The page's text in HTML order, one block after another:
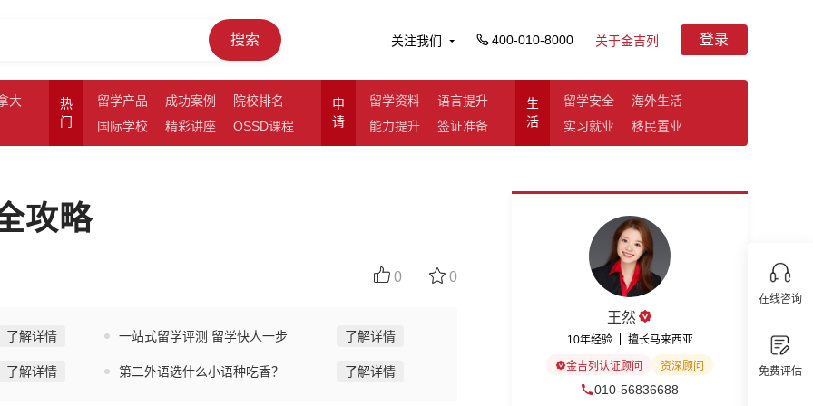
搜索 关注我们 400-010-8000 关于金吉列 登录
大
热
门
留学产品 成功案例
院校排名
国际学校
精彩讲座 OSSD课程
申
请
留学资料
语言提升
能力提升
签证准备
生
活
留学安全
海外生活
实习就业
移民置业
在线咨询
免费评估
攻略
0 0
了解详情 一站式留学评测 留学快人一步 了解详情
了解详情 第二外语选什么小语种吃香？ 了解详情
王然
10年经验 擅长马来西亚
金吉列认证顾问 资深顾问
010-56836688